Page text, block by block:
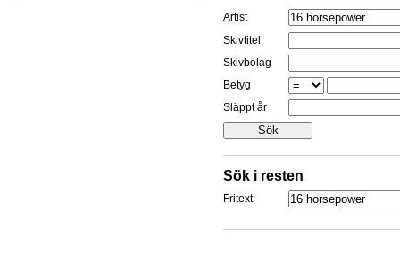
Artist
Skivtitel
Skivbolag
Betyg
Släppt år
Sök i resten
Fritext